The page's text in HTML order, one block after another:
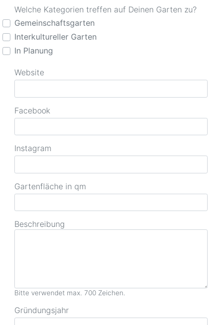
Welche Kategorien treffen auf Deinen Garten zu?
Gemeinschaftsgarten
Interkultureller Garten
In Planung
Website
Facebook
Instagram
Gartenfläche in qm
Beschreibung
Bitte verwendet max. 700 Zeichen.
Gründungsjahr